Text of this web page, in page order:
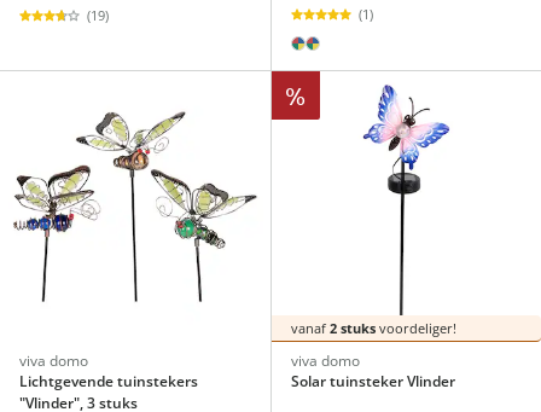
(19) (1)
viva domo
Lichtgevende tuinstekers
"Vlinder", 3 stuks
%
vanaf 2 stuksvoordeliger!
viva domo
Solar tuinsteker Vlinder